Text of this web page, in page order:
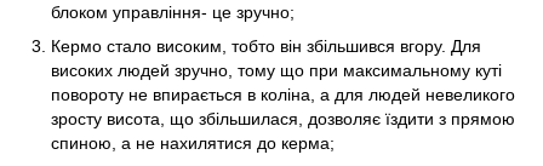
блоком управління- це зручно;
Кермо стало високим, тобто він збільшився вгору. Для
високих людей зручно, тому що при максимальному куті
повороту не впирається в коліна, а для людей невеликого
зросту висота, що збільшилася, дозволяє їздити з прямою
спиною, а не нахилятися до керма;